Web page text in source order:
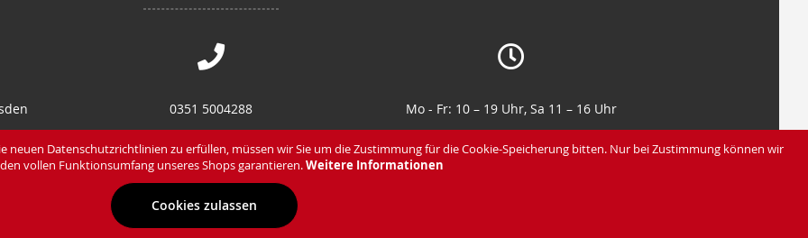
neuen Datenschutzrichtlinien zu erfüllen, müssen wir Sie um die Zustimmung für die Cookie-Speicherung bitten. Nur bei Zustimmung können wir
vollen Funktionsumfang unseres Shops garantieren.Weitere Informationen
Cookies zulassen
0351 5004288
0351 8582870
Mo - Fr: 10 – 19 Uhr, Sa 11 – 16 Uhr
Mo - Fr: 10 – 19 Uhr, Sa 11 – 16 Uhr
Zahlung & Lieferung